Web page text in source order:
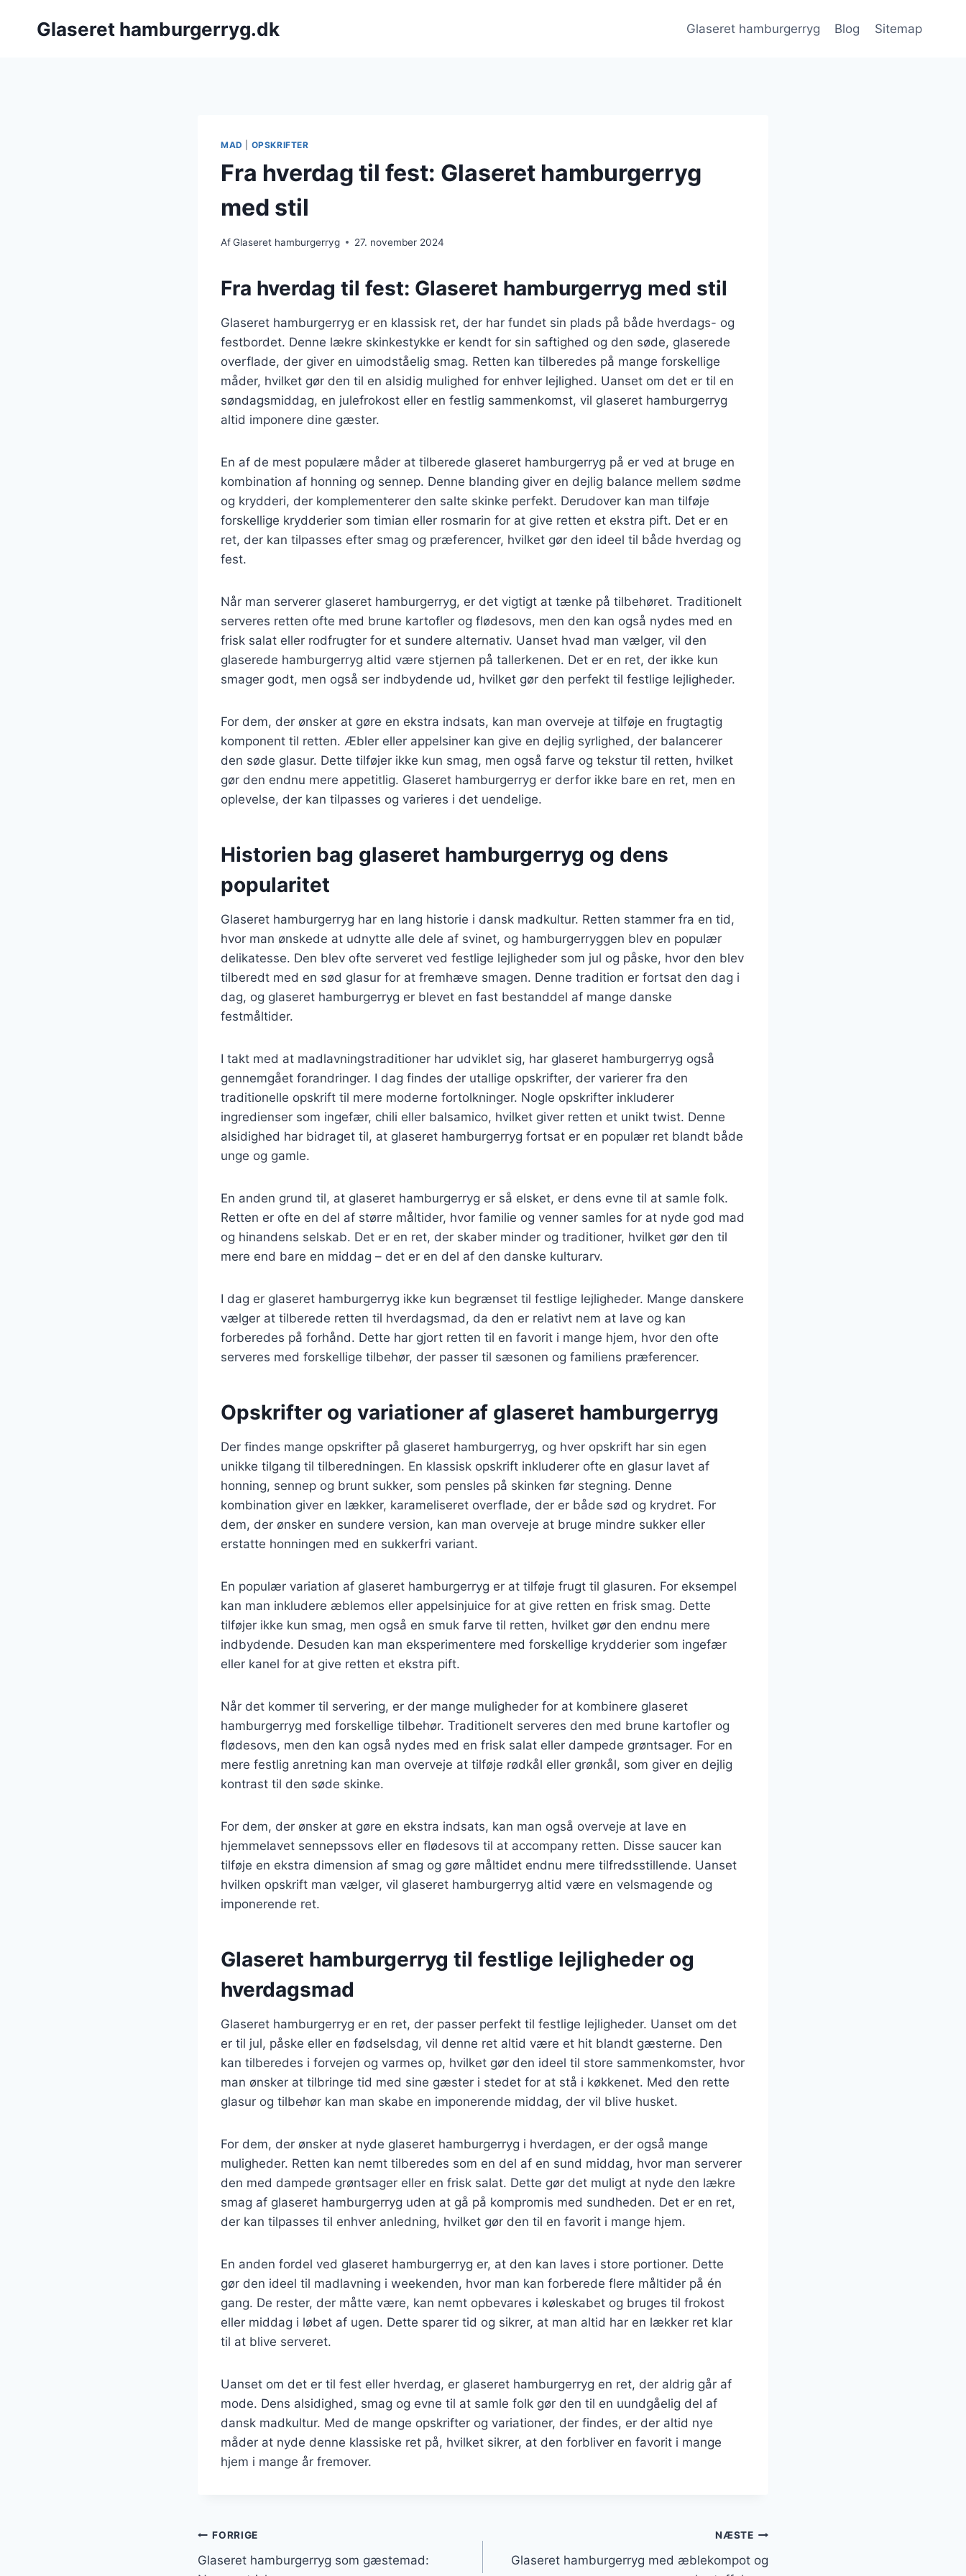
Glaseret hamburgerryg.dk Glaseret hamburgerryg Blog Sitemap
MAD OPSKRIFTER
Fra hverdag til fest: Glaseret hamburgerryg
med stil
AfGlaseret hamburgerryg 27. november 2024
Fra hverdag til fest: Glaseret hamburgerryg med stil
Glaseret hamburgerryg er en klassisk ret, der har fundet sin plads på både hverdags- og
festbordet. Denne lækre skinkestykke er kendt for sin saftighed og den søde, glaserede
overflade, der giver en uimodståelig smag. Retten kan tilberedes på mange forskellige
måder, hvilket gør den til en alsidig mulighed for enhver lejlighed. Uanset om det er til en
søndagsmiddag, en julefrokost eller en festlig sammenkomst, vil glaseret hamburgerryg
altid imponere dine gæster.
En af de mest populære måder at tilberede glaseret hamburgerryg på er ved at bruge en
kombination af honning og sennep. Denne blanding giver en dejlig balance mellem sødme
og krydderi, der komplementerer den salte skinke perfekt. Derudover kan man tilføje
forskellige krydderier som timian eller rosmarin for at give retten et ekstra pift. Det er en
ret, der kan tilpasses efter smag og præferencer, hvilket gør den ideel til både hverdag og
fest.
Når man serverer glaseret hamburgerryg, er det vigtigt at tænke på tilbehøret. Traditionelt
serveres retten ofte med brune kartofler og flødesovs, men den kan også nydes med en
frisk salat eller rodfrugter for et sundere alternativ. Uanset hvad man vælger, vil den
glaserede hamburgerryg altid være stjernen på tallerkenen. Det er en ret, der ikke kun
smager godt, men også ser indbydende ud, hvilket gør den perfekt til festlige lejligheder.
For dem, der ønsker at gøre en ekstra indsats, kan man overveje at tilføje en frugtagtig
komponent til retten. Æbler eller appelsiner kan give en dejlig syrlighed, der balancerer
den søde glasur. Dette tilføjer ikke kun smag, men også farve og tekstur til retten, hvilket
gør den endnu mere appetitlig. Glaseret hamburgerryg er derfor ikke bare en ret, men en
oplevelse, der kan tilpasses og varieres i det uendelige.
Historien bag glaseret hamburgerryg og dens
popularitet
Glaseret hamburgerryg har en lang historie i dansk madkultur. Retten stammer fra en tid,
hvor man ønskede at udnytte alle dele af svinet, og hamburgerryggen blev en populær
delikatesse. Den blev ofte serveret ved festlige lejligheder som jul og påske, hvor den blev
tilberedt med en sød glasur for at fremhæve smagen. Denne tradition er fortsat den dag i
dag, og glaseret hamburgerryg er blevet en fast bestanddel af mange danske
festmåltider.
I takt med at madlavningstraditioner har udviklet sig, har glaseret hamburgerryg også
gennemgået forandringer. I dag findes der utallige opskrifter, der varierer fra den
traditionelle opskrift til mere moderne fortolkninger. Nogle opskrifter inkluderer
ingredienser som ingefær, chili eller balsamico, hvilket giver retten et unikt twist. Denne
alsidighed har bidraget til, at glaseret hamburgerryg fortsat er en populær ret blandt både
unge og gamle.
En anden grund til, at glaseret hamburgerryg er så elsket, er dens evne til at samle folk.
Retten er ofte en del af større måltider, hvor familie og venner samles for at nyde god mad
og hinandens selskab. Det er en ret, der skaber minder og traditioner, hvilket gør den til
mere end bare en middag – det er en del af den danske kulturarv.
I dag er glaseret hamburgerryg ikke kun begrænset til festlige lejligheder. Mange danskere
vælger at tilberede retten til hverdagsmad, da den er relativt nem at lave og kan
forberedes på forhånd. Dette har gjort retten til en favorit i mange hjem, hvor den ofte
serveres med forskellige tilbehør, der passer til sæsonen og familiens præferencer.
Opskrifter og variationer af glaseret hamburgerryg
Der findes mange opskrifter på glaseret hamburgerryg, og hver opskrift har sin egen
unikke tilgang til tilberedningen. En klassisk opskrift inkluderer ofte en glasur lavet af
honning, sennep og brunt sukker, som pensles på skinken før stegning. Denne
kombination giver en lækker, karameliseret overflade, der er både sød og krydret. For
dem, der ønsker en sundere version, kan man overveje at bruge mindre sukker eller
erstatte honningen med en sukkerfri variant.
En populær variation af glaseret hamburgerryg er at tilføje frugt til glasuren. For eksempel
kan man inkludere æblemos eller appelsinjuice for at give retten en frisk smag. Dette
tilføjer ikke kun smag, men også en smuk farve til retten, hvilket gør den endnu mere
indbydende. Desuden kan man eksperimentere med forskellige krydderier som ingefær
eller kanel for at give retten et ekstra pift.
Når det kommer til servering, er der mange muligheder for at kombinere glaseret
hamburgerryg med forskellige tilbehør. Traditionelt serveres den med brune kartofler og
flødesovs, men den kan også nydes med en frisk salat eller dampede grøntsager. For en
mere festlig anretning kan man overveje at tilføje rødkål eller grønkål, som giver en dejlig
kontrast til den søde skinke.
For dem, der ønsker at gøre en ekstra indsats, kan man også overveje at lave en
hjemmelavet sennepssovs eller en flødesovs til at accompany retten. Disse saucer kan
tilføje en ekstra dimension af smag og gøre måltidet endnu mere tilfredsstillende. Uanset
hvilken opskrift man vælger, vil glaseret hamburgerryg altid være en velsmagende og
imponerende ret.
Glaseret hamburgerryg til festlige lejligheder og
hverdagsmad
Glaseret hamburgerryg er en ret, der passer perfekt til festlige lejligheder. Uanset om det
er til jul, påske eller en fødselsdag, vil denne ret altid være et hit blandt gæsterne. Den
kan tilberedes i forvejen og varmes op, hvilket gør den ideel til store sammenkomster, hvor
man ønsker at tilbringe tid med sine gæster i stedet for at stå i køkkenet. Med den rette
glasur og tilbehør kan man skabe en imponerende middag, der vil blive husket.
For dem, der ønsker at nyde glaseret hamburgerryg i hverdagen, er der også mange
muligheder. Retten kan nemt tilberedes som en del af en sund middag, hvor man serverer
den med dampede grøntsager eller en frisk salat. Dette gør det muligt at nyde den lækre
smag af glaseret hamburgerryg uden at gå på kompromis med sundheden. Det er en ret,
der kan tilpasses til enhver anledning, hvilket gør den til en favorit i mange hjem.
En anden fordel ved glaseret hamburgerryg er, at den kan laves i store portioner. Dette
gør den ideel til madlavning i weekenden, hvor man kan forberede flere måltider på én
gang. De rester, der måtte være, kan nemt opbevares i køleskabet og bruges til frokost
eller middag i løbet af ugen. Dette sparer tid og sikrer, at man altid har en lækker ret klar
til at blive serveret.
Uanset om det er til fest eller hverdag, er glaseret hamburgerryg en ret, der aldrig går af
mode. Dens alsidighed, smag og evne til at samle folk gør den til en uundgåelig del af
dansk madkultur. Med de mange opskrifter og variationer, der findes, er der altid nye
måder at nyde denne klassiske ret på, hvilket sikrer, at den forbliver en favorit i mange
hjem i mange år fremover.
Indlægsnavigation
FORRIGE
Glaseret hamburgerryg som gæstemad:
NÆSTE
Glaseret hamburgerryg med æblekompot og